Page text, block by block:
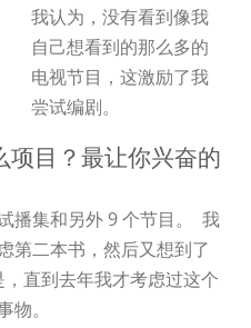
我认为，没有看到像我
自己想看到的那么多的
电视节目，这激励了我
尝试编剧。
项目？最让你兴奋的
播集和另外 9 个节目。 我
第二本书，然后又想到了
直到去年我才考虑过这个
。